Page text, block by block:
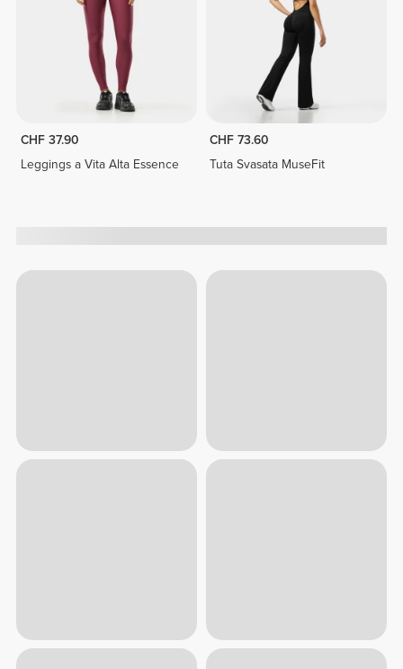
CHF 37.90
Leggings a Vita Alta Essence
CHF 73.60
Tuta Svasata MuseFit